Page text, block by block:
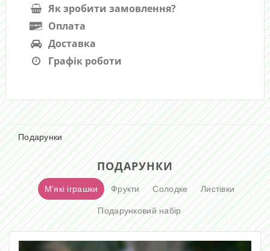
Як зробити замовлення?
Оплата
Доставка
Графік роботи
Подарунки
ПОДАРУНКИ
М'які іграшки Фрукти Солодке Листівки
Подарунковий набір